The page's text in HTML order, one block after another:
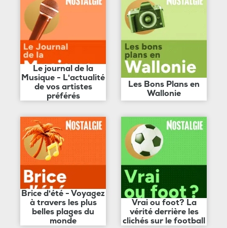
Le journal de la
Musique - L'actualité
de vos artistes
préférés
Les Bons Plans en
Wallonie
Brice d'été - Voyagez
à travers les plus
belles plages du
monde
Vrai ou foot? La
vérité derrière les
clichés sur le football